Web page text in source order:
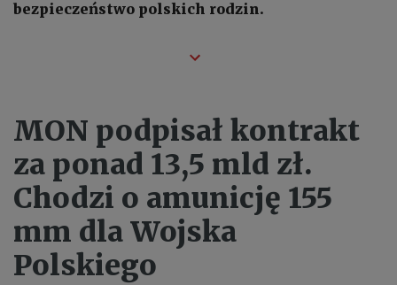
bezpieczeństwo polskich rodzin.
MON podpisał kontrakt
za ponad 13,5 mld zł.
Chodzi o amunicję 155
mm dla Wojska
Polskiego